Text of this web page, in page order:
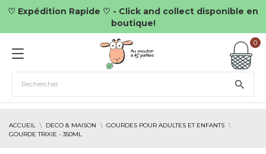
♡ Expédition Rapide ♡ - Click and collect disponible en
boutique!
0
ACCUEIL DECO & MAISON
GOURDES POUR ADULTES ET ENFANTS
GOURDE TRIXIE - 350ML